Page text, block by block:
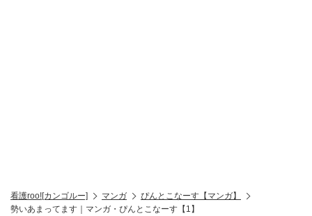
看護roo![カンゴルー] マンガ
ぴんとこなーす【マンガ】
勢いあまってます｜マンガ・ぴんとこなーす【1】